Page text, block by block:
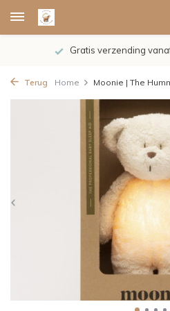
Gratis verzending
Terug Home Moonie | The